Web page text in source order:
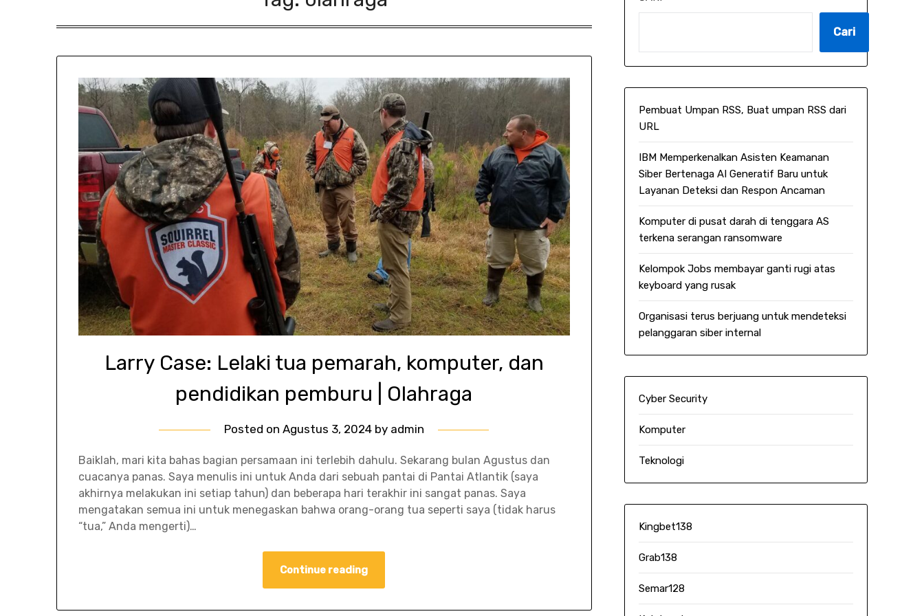
Larry Case: Lelaki tua pemarah, komputer, dan
pendidikan pemburu | Olahraga
Posted on Agustus 3, 2024by admin
Baiklah, mari kita bahas bagian persamaan ini terlebih dahulu. Sekarang bulan Agustus dan
cuacanya panas. Saya menulis ini untuk Anda dari sebuah pantai di Pantai Atlantik (saya
akhirnya melakukan ini setiap tahun) dan beberapa hari terakhir ini sangat panas. Saya
mengatakan semua ini untuk menegaskan bahwa orang-orang tua seperti saya (tidak harus
“tua,” Anda mengerti)…
Continue reading
Cari
Pembuat Umpan RSS, Buat umpan RSS dari
URL
IBM Memperkenalkan Asisten Keamanan
Siber Bertenaga AI Generatif Baru untuk
Layanan Deteksi dan Respon Ancaman
Komputer di pusat darah di tenggara AS
terkena serangan ransomware
Kelompok Jobs membayar ganti rugi atas
keyboard yang rusak
Organisasi terus berjuang untuk mendeteksi
pelanggaran siber internal
Cyber Security
Komputer
Teknologi
Kingbet138
Grab138
Semar128